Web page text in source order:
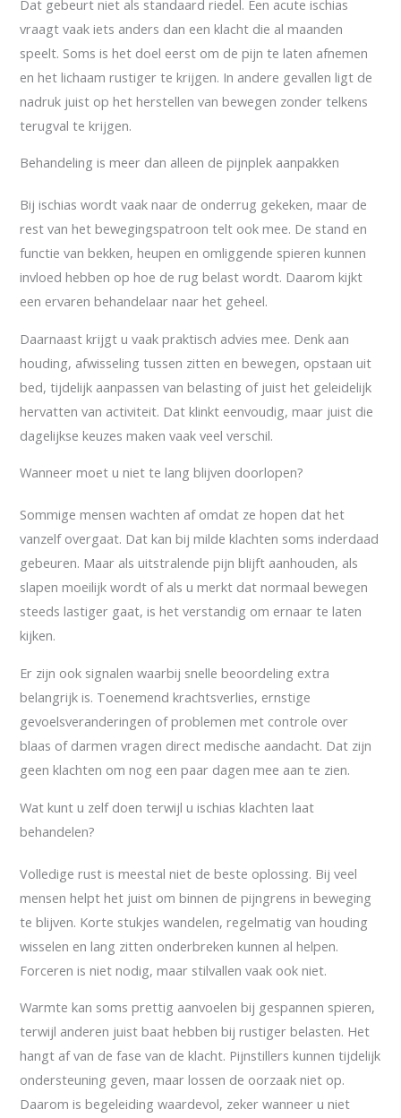
Dat gebeurt niet als standaard riedel. Een acute ischias
vraagt vaak iets anders dan een klacht die al maanden
speelt. Soms is het doel eerst om de pijn te laten afnemen
en het lichaam rustiger te krijgen. In andere gevallen ligt de
nadruk juist op het herstellen van bewegen zonder telkens
terugval te krijgen.
Behandeling is meer dan alleen de pijnplek aanpakken
Bij ischias wordt vaak naar de onderrug gekeken, maar de
rest van het bewegingspatroon telt ook mee. De stand en
functie van bekken, heupen en omliggende spieren kunnen
invloed hebben op hoe de rug belast wordt. Daarom kijkt
een ervaren behandelaar naar het geheel.
Daarnaast krijgt u vaak praktisch advies mee. Denk aan
houding, afwisseling tussen zitten en bewegen, opstaan uit
bed, tijdelijk aanpassen van belasting of juist het geleidelijk
hervatten van activiteit. Dat klinkt eenvoudig, maar juist die
dagelijkse keuzes maken vaak veel verschil.
Wanneer moet u niet te lang blijven doorlopen?
Sommige mensen wachten af omdat ze hopen dat het
vanzelf overgaat. Dat kan bij milde klachten soms inderdaad
gebeuren. Maar als uitstralende pijn blijft aanhouden, als
slapen moeilijk wordt of als u merkt dat normaal bewegen
steeds lastiger gaat, is het verstandig om ernaar te laten
kijken.
Er zijn ook signalen waarbij snelle beoordeling extra
belangrijk is. Toenemend krachtsverlies, ernstige
gevoelsveranderingen of problemen met controle over
blaas of darmen vragen direct medische aandacht. Dat zijn
geen klachten om nog een paar dagen mee aan te zien.
Wat kunt u zelf doen terwijl u ischias klachten laat
behandelen?
Volledige rust is meestal niet de beste oplossing. Bij veel
mensen helpt het juist om binnen de pijngrens in beweging
te blijven. Korte stukjes wandelen, regelmatig van houding
wisselen en lang zitten onderbreken kunnen al helpen.
Forceren is niet nodig, maar stilvallen vaak ook niet.
Warmte kan soms prettig aanvoelen bij gespannen spieren,
terwijl anderen juist baat hebben bij rustiger belasten. Het
hangt af van de fase van de klacht. Pijnstillers kunnen tijdelijk
ondersteuning geven, maar lossen de oorzaak niet op.
Daarom is begeleiding waardevol, zeker wanneer u niet